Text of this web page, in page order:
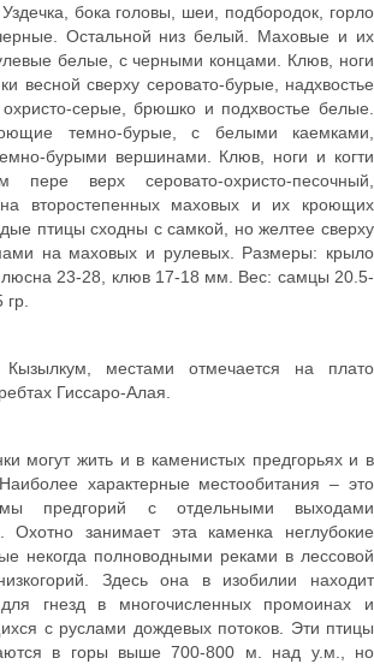
бока головы, шеи, подбородок, горло
Остальной низ белый. Маховые и их
белые, с черными концами. Клюв, ноги
весной сверху серовато-бурые, надхвостье
серые, брюшко и подхвостье белые.
темно-бурые, с белыми каемками,
бурыми вершинами. Клюв, ноги и когти
верх серовато-охристо-песочный,
на второстепенных маховых и их кроющих
птицы сходны с самкой, но желтее сверху
на маховых и рулевых. Размеры: крыло
23-28, клюв 17-18 мм. Вес: самцы 20.5-
местами отмечается на плато
Гиссаро-Алая.
могут жить и в каменистых предгорьях и в
характерные местообитания – это
предгорий с отдельными выходами
Охотно занимает эта каменка неглубокие
некогда полноводными реками в лессовой
Здесь она в изобилии находит
гнезд в многочисленных промоинах и
с руслами дождевых потоков. Эти птицы
в горы выше 700-800 м. над у.м., но